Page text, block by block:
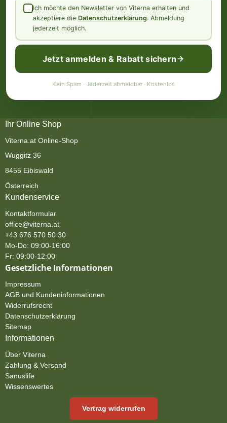
Ich möchte den Newsletter von Viterna erhalten und
akzeptiere die Datenschutzerklärung. Abmeldung
jederzeit möglich.
Jetzt anmelden & Rabatt sichern
Kein Spam · Jederzeit abmeldbar · Kostenlos
Ihr Online Shop
Viterna.at Online-Shop
Wuggitz 36
8455 Eibiswald
Österreich
Kundenservice
Kontaktformular
office@viterna.at
+43 676 570 50 30
Mo-Do: 09:00-16:00
Fr: 09:00-12:00
Gesetzliche Informationen
Impressum
AGB und Kundeninformationen
Widerrufsrecht
Datenschutzerklärung
Sitemap
Informationen
Über Viterna
Zahlung & Versand
Sanuslife
Wissenswertes
Vertrag widerrufen